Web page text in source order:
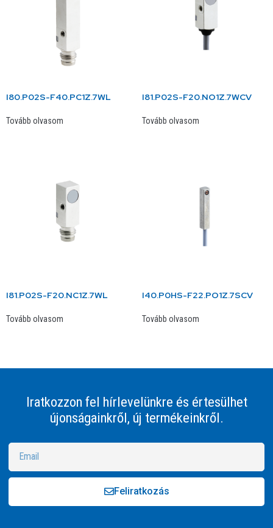
I80.P02S-F40.PC1Z.7WL
Tovább olvasom
I81.P02S-F20.NO1Z.7WCV
Tovább olvasom
I81.P02S-F20.NC1Z.7WL
Tovább olvasom
I40.P0HS-F22.PO1Z.7SCV
Tovább olvasom
Iratkozzon fel hírlevelünkre és értesülhet
újonságainkről, új termékeinkről.
Feliratkozás